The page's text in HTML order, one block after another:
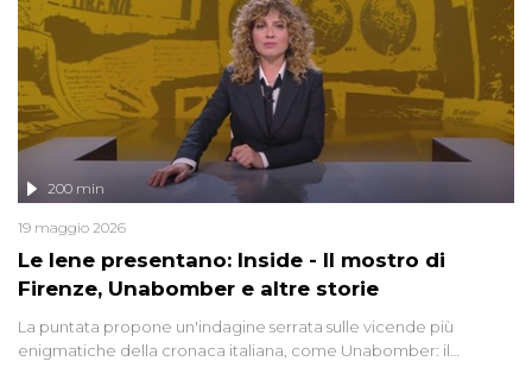
Le Iene presentano: Inside - Il mostro di
Firenze, Unabomber e altre storie
200 min
19 maggio 2026
La puntata propone un'indagine serrata sulle vicende più
enigmatiche della cronaca italiana, come Unabomber: il